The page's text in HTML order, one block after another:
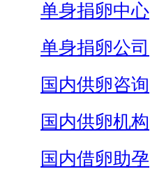
单身捐卵中心
单身捐卵公司
国内供卵咨询
国内供卵机构
国内借卵助孕